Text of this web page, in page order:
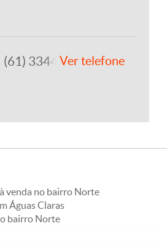
(61) 3344-4112Ver telefone
venda no bairro Norte
Águas Claras
bairro Norte